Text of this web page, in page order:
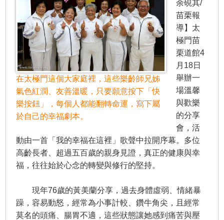
在太極門這個大家庭裡，這些樂齡師兄姊
氣色紅潤、友善溫暖，只要願意按下「快
樂按鈕」，每個人都能翻轉命運，寫下屬
於自己的幸福劇本。
余硯其/
苗栗報
導】太
極門苗
栗道館4
月18日
舉辦一
場溫馨
與歡樂
的分享
會，活
動由一首「我的幸福在這裡」歌聲中拉開序幕。多位
高齡長者、超過五百歲的親身見證，真正的健康與幸
福，往往始於心念的轉變與修行的堅持。
​現年76歲的黃美蘭分享，過去身體虛弱、情緒暴
躁，容易動怒，經常為小事計較、鑽牛角尖，且經常
莫名的頭痛、腸胃不適，這些狀態讓她感到痛苦與壓